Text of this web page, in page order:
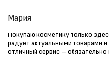
Мария
Покупаю косметику только
радует актуальными товарами
отличный сервис –